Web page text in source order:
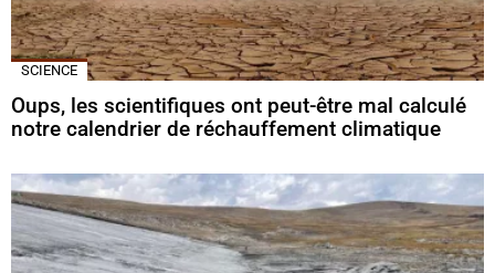
SCIENCE
Oups, les scientifiques ont peut-être mal calculé
notre calendrier de réchauffement climatique